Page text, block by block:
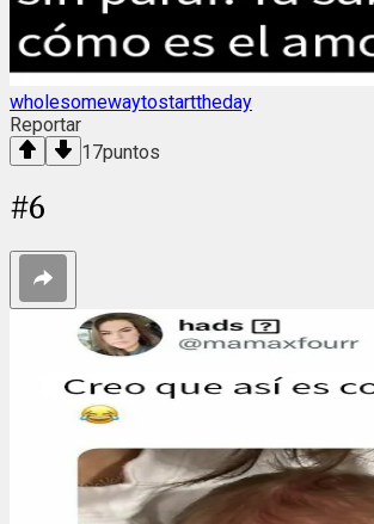
wholesomewaytostarttheday
Reportar
17puntos
#6